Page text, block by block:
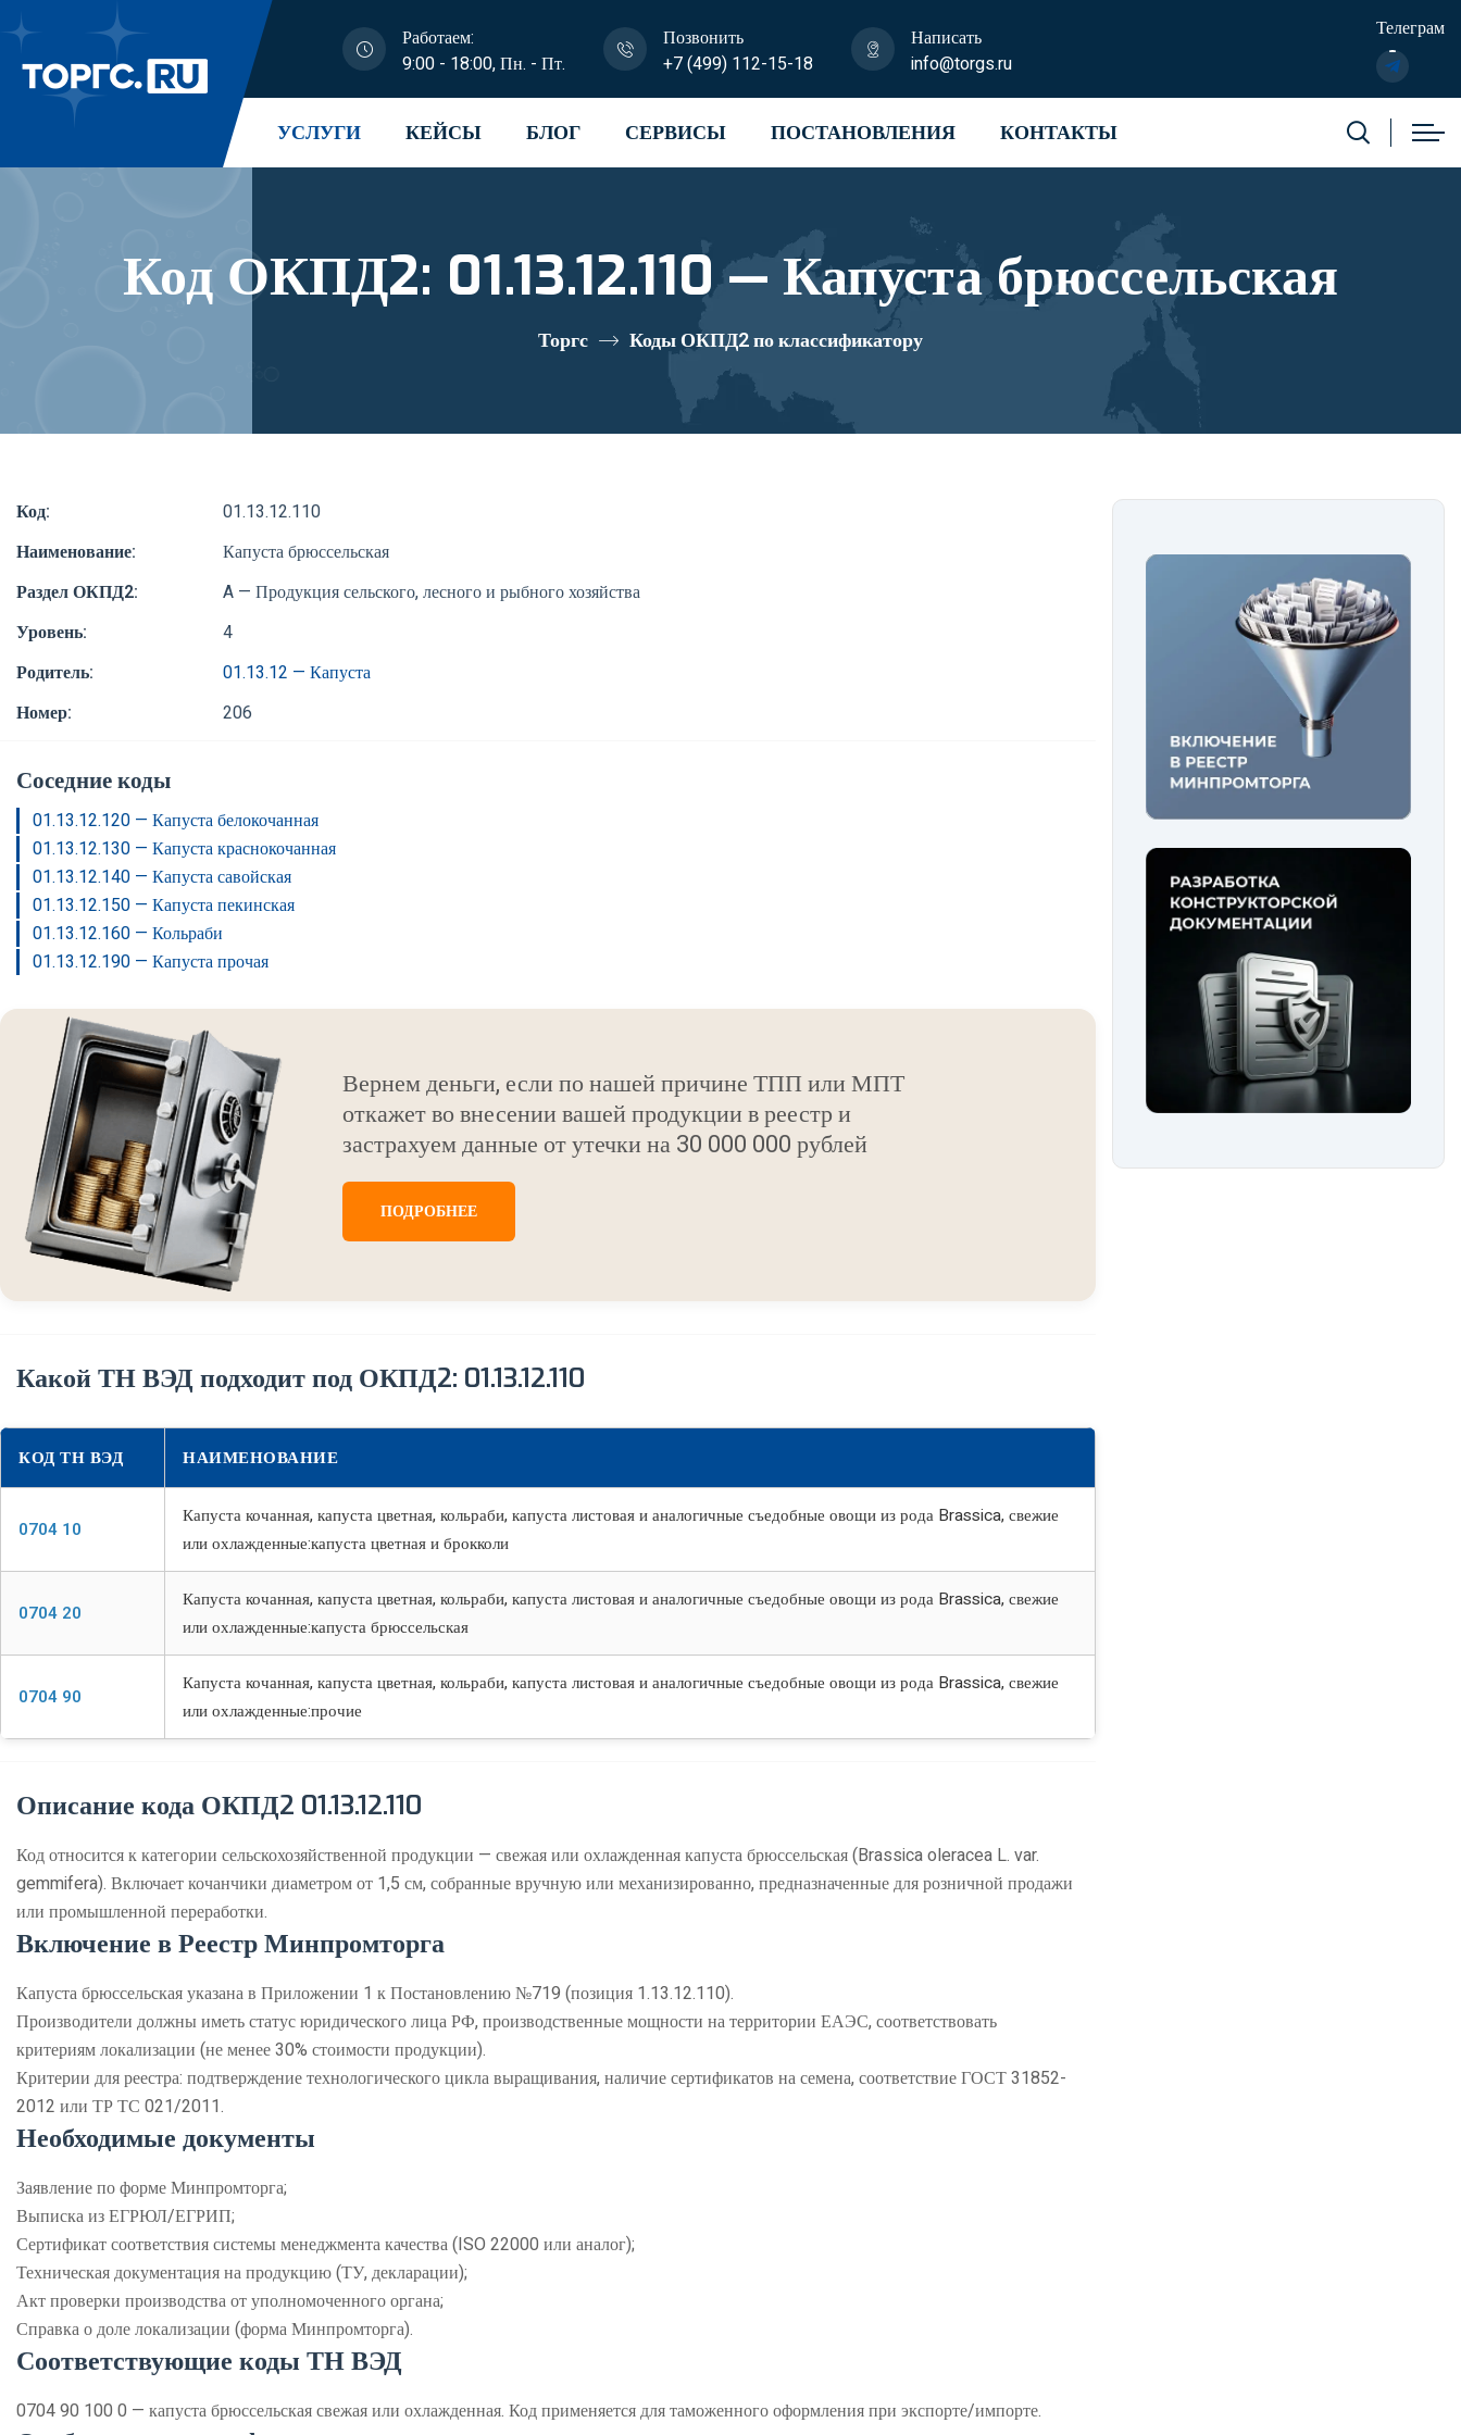
Работаем:
9:00 - 18:00, Пн. - Пт.
Позвонить
+7 (499) 112-15-18
Написать
info@torgs.ru
Телеграм
УСЛУГИ КЕЙСЫ БЛОГ СЕРВИСЫ ПОСТАНОВЛЕНИЯ КОНТАКТЫ
Код ОКПД2: 01.13.12.110 — Капуста брюссельская
Торгс Коды ОКПД2 по классификатору
Код:
01.13.12.110
Наименование:
Капуста брюссельская
Раздел ОКПД2:
A — Продукция сельского, лесного и рыбного хозяйства
Уровень:
4
Родитель:
01.13.12 — Капуста
Номер:
206
Соседние коды
01.13.12.120 — Капуста белокочанная
01.13.12.130 — Капуста краснокочанная
01.13.12.140 — Капуста савойская
01.13.12.150 — Капуста пекинская
01.13.12.160 — Кольраби
01.13.12.190 — Капуста прочая
Вернем деньги, если по нашей причине ТПП или МПТ
откажет во внесении вашей продукции в реестр и
застрахуем данные от утечки на 30 000 000 рублей
ПОДРОБНЕЕ
Какой ТН ВЭД подходит под ОКПД2: 01.13.12.110
КОД ТН ВЭД НАИМЕНОВАНИЕ
0704 10
Капуста кочанная, капуста цветная, кольраби, капуста листовая и аналогичные съедобные овощи из рода Brassica, свежие
или охлажденные:капуста цветная и брокколи
0704 20
Капуста кочанная, капуста цветная, кольраби, капуста листовая и аналогичные съедобные овощи из рода Brassica, свежие
или охлажденные:капуста брюссельская
0704 90
Капуста кочанная, капуста цветная, кольраби, капуста листовая и аналогичные съедобные овощи из рода Brassica, свежие
или охлажденные:прочие
Описание кода ОКПД2 01.13.12.110
Код относится к категории сельскохозяйственной продукции — свежая или охлажденная капуста брюссельская (Brassica oleracea L. var.
gemmifera). Включает кочанчики диаметром от 1,5 см, собранные вручную или механизированно, предназначенные для розничной продажи
или промышленной переработки.
Включение в Реестр Минпромторга
Капуста брюссельская указана в Приложении 1 к Постановлению №719 (позиция 1.13.12.110).
Производители должны иметь статус юридического лица РФ, производственные мощности на территории ЕАЭС, соответствовать
критериям локализации (не менее 30% стоимости продукции).
Критерии для реестра: подтверждение технологического цикла выращивания, наличие сертификатов на семена, соответствие ГОСТ 31852-
2012 или ТР ТС 021/2011.
Необходимые документы
Заявление по форме Минпромторга;
Выписка из ЕГРЮЛ/ЕГРИП;
Сертификат соответствия системы менеджмента качества (ISO 22000 или аналог);
Техническая документация на продукцию (ТУ, декларации);
Акт проверки производства от уполномоченного органа;
Справка о доле локализации (форма Минпромторга).
Соответствующие коды ТН ВЭД
0704 90 100 0 — капуста брюссельская свежая или охлажденная. Код применяется для таможенного оформления при экспорте/импорте.